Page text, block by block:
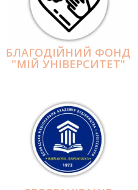
БЛАГОДІЙНИЙ ФОНД
"МІЙ УНІВЕРСИТЕТ"